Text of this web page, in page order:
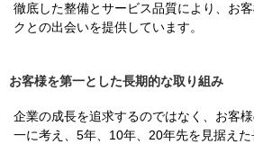
徹底した整備とサービス品質により、お
クとの出会いを提供しています。
お客様を第一とした長期的な取り組み
企業の成長を追求するのではなく、お客
一に考え、5年、10年、20年先を見据え